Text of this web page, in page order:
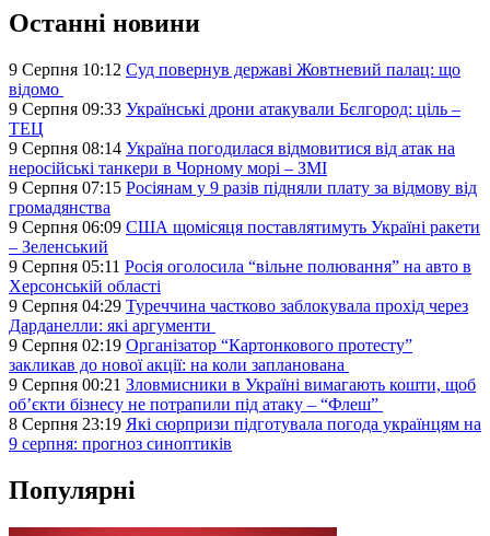
Останні новини
9 Серпня 10:12 Суд повернув державі Жовтневий палац: що
відомо
9 Серпня 09:33 Українські дрони атакували Бєлгород: ціль –
ТЕЦ
9 Серпня 08:14 Україна погодилася відмовитися від атак на
неросійські танкери в Чорному морі – ЗМІ
9 Серпня 07:15 Росіянам у 9 разів підняли плату за відмову від
громадянства
9 Серпня 06:09 США щомісяця поставлятимуть Україні ракети
– Зеленський
9 Серпня 05:11 Росія оголосила “вільне полювання” на авто в
Херсонській області
9 Серпня 04:29 Туреччина частково заблокувала прохід через
Дарданелли: які аргументи
9 Серпня 02:19 Організатор “Картонкового протесту”
закликав до нової акції: на коли запланована
9 Серпня 00:21 Зловмисники в Україні вимагають кошти, щоб
об’єкти бізнесу не потрапили під атаку – “Флеш”
8 Серпня 23:19 Які сюрпризи підготувала погода українцям на
9 серпня: прогноз синоптиків
Популярні